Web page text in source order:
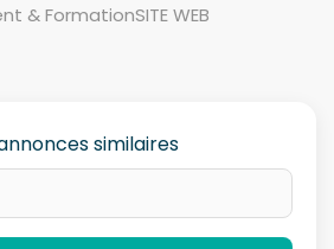
& FormationSITE WEB
similaires